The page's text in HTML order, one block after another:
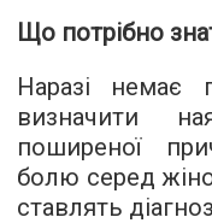
Що потрібно
Наразі немає
визначити
поширеної
болю серед
ставлять